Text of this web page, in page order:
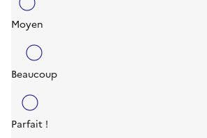
Moyen
Beaucoup
Parfait !